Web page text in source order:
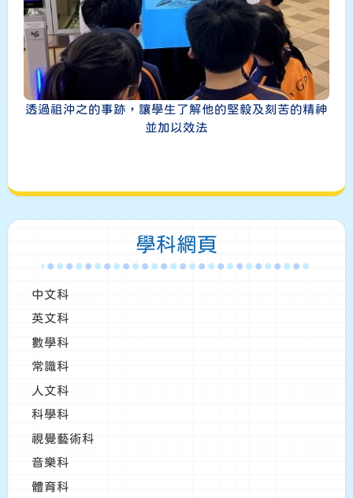
透過祖沖之的事跡，讓學生了解他的堅毅及刻苦的精神
並加以效法
學科網頁
中文科
英文科
數學科
常識科
人文科
科學科
視覺藝術科
音樂科
體育科